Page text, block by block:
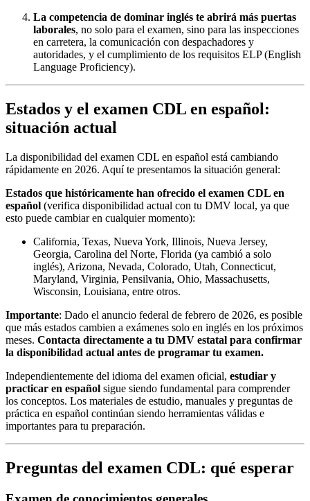
La competencia de dominar inglés te abrirá más puertas
laborales, no solo para el examen, sino para las inspecciones
en carretera, la comunicación con despachadores y
autoridades, y el cumplimiento de los requisitos ELP (English
Language Proficiency).
Estados y el examen CDL en español:
situación actual
La disponibilidad del examen CDL en español está cambiando
rápidamente en 2026. Aquí te presentamos la situación general:
Estados que históricamente han ofrecido el examen CDL en
español (verifica disponibilidad actual con tu DMV local, ya que
esto puede cambiar en cualquier momento):
California, Texas, Nueva York, Illinois, Nueva Jersey,
Georgia, Carolina del Norte, Florida (ya cambió a solo
inglés), Arizona, Nevada, Colorado, Utah, Connecticut,
Maryland, Virginia, Pensilvania, Ohio, Massachusetts,
Wisconsin, Louisiana, entre otros.
Importante: Dado el anuncio federal de febrero de 2026, es posible
que más estados cambien a exámenes solo en inglés en los próximos
meses. Contacta directamente a tu DMV estatal para confirmar
la disponibilidad actual antes de programar tu examen.
Independientemente del idioma del examen oficial, estudiar y
practicar en español sigue siendo fundamental para comprender
los conceptos. Los materiales de estudio, manuales y preguntas de
práctica en español continúan siendo herramientas válidas e
importantes para tu preparación.
Preguntas del examen CDL: qué esperar